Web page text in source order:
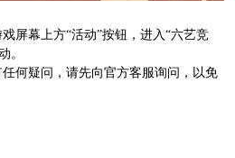
屏幕上方“活动”按钮，进入“六艺竞
。
何疑问，请先向官方客服询问，以免